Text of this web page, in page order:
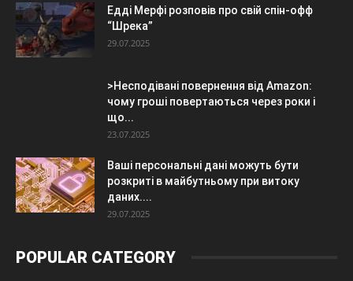
Едді Мерфі розповів про свій спін-офф
“Шрека”
29.07.2025
>Несподівані повернення від Amazon:
чому гроші повертаються через роки і
що...
23.07.2025
Ваші персональні дані можуть бути
розкриті в майбутньому при витоку
даних....
29.07.2025
POPULAR CATEGORY